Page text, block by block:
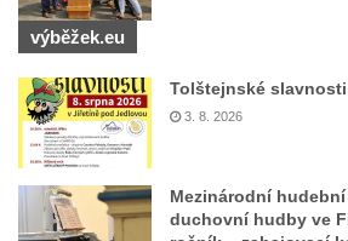
Kostel Jména Panny Marie v Sepekově
Kostel svatých Petra a Pavla v Růžové
Kaple Stětí svatého Jana Křtitele v
Rumburku
Bývalá synagoga v Milevsku
Kostel svaté Kateřiny Alexandrijské v
Krásně
výběžek.eu
Tolštejnské slavnosti
3. 8. 2026
Mezinárodní
duchovní hudby ve